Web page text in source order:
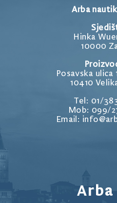
Arba
Hinka
10000
Posavska ulica
10410
Tel: 01/
Mob: 099/
Email:
Arba